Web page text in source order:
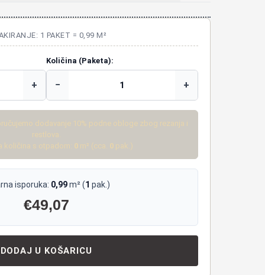
1 PAKET = 0,99 M²
+
Količina (Paketa):
− +
dodavanje 10% podne obloge zbog rezanja i
restlova.
količina s otpadom: 0 m² (cca. 0 pak.)
isporuka: 0,99m² (1 pak.)
€49,07
DODAJ U KOŠARICU